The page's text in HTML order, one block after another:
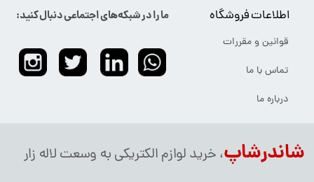
شاندرشاپ، خرید لوازم الکتریکی به وسعت لاله زار
ما را در شبکه‌های اجتماعی دنبال کنید: اطلاعات فروشگاه
قوانین و مقررات
تماس با ما
درباره ما